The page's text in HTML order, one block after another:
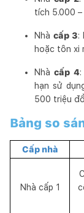
tích 5.000 –
Nhà cấp 3:
hoặc tôn xi
Nhàcấp 4:
hạn sử
500 triệu
Bảng so
Cấp nhà
Nhà cấp 1